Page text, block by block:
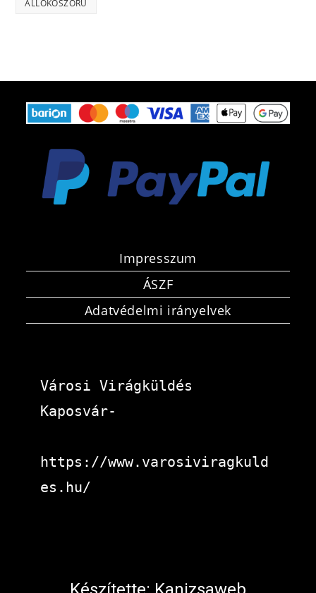
ÁLLÓKOSZORÚ
Impresszum
ÁSZF
Adatvédelmi irányelvek
Városi Virágküldés
Kaposvár-
https://www.varosiviragkuld
es.hu/